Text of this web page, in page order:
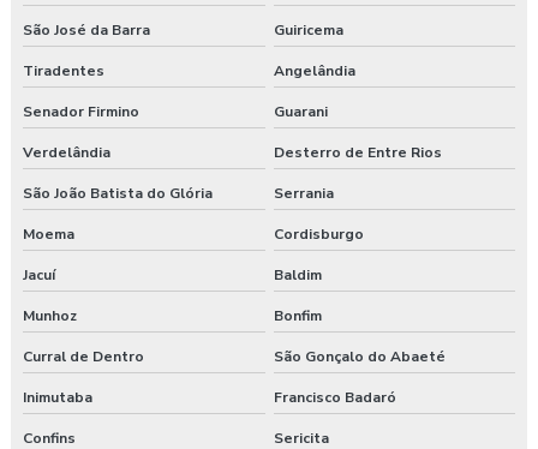
São José da Barra Guiricema
Tiradentes Angelândia
Senador Firmino Guarani
Verdelândia Desterro de Entre Rios
São João Batista do Glória Serrania
Moema Cordisburgo
Jacuí Baldim
Munhoz Bonfim
Curral de Dentro São Gonçalo do Abaeté
Inimutaba Francisco Badaró
Confins Sericita